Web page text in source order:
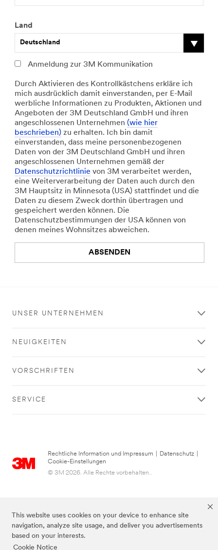
This website uses cookies on your device to enhance site
navigation, analyze site usage, and deliver you advertisements
based on your interests.
Cookie Notice
Land
Deutschland
Anmeldung zur 3M Kommunikation
Durch Aktivieren des Kontrollkästchens erkläre ich
mich ausdrücklich damit einverstanden, per E-Mail
werbliche Informationen zu Produkten, Aktionen und
Angeboten der 3M Deutschland GmbH und ihren
angeschlossenen Unternehmen (wie hier
beschrieben) zu erhalten. Ich bin damit
einverstanden, dass meine personenbezogenen
Daten von der 3M Deutschland GmbH und ihren
angeschlossenen Unternehmen gemäß der
Datenschutzrichtlinie von 3M verarbeitet werden,
eine Weiterverarbeitung der Daten auch durch den
3M Hauptsitz in Minnesota (USA) stattfindet und die
Daten zu diesem Zweck dorthin übertragen und
gespeichert werden können. Die
Datenschutzbestimmungen der USA können von
denen meines Wohnsitzes abweichen.
ABSENDEN
Dank!
Ihre
erhalten
unserer
Mitarbeiter
telefonisch
oder
per
UNSER UNTERNEHMEN
NEUIGKEITEN
VORSCHRIFTEN
SERVICE
Rechtliche Information und Impressum Datenschutz
Cookie-Einstellungen
© 3M 2026. Alle Rechte vorbehalten..